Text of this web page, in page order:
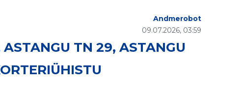
TN 29, ASTANGU
09.07.2026, 03:59
Andmerobot